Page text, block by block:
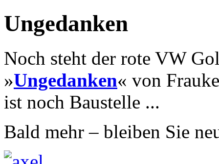
Ungedanken
Noch steht der rote VW
»Ungedanken« von
ist noch Baustelle ...
Bald mehr – bleiben Sie